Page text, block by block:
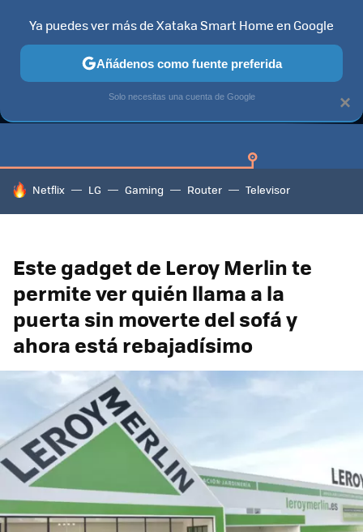
GUÍAS DE COMPRA CAZANDO GANGAS OFERTAS EN
HOY SE HABLA DE
Netflix LG Gaming Router Televisor
Este gadget de Leroy Merlin te
permite ver quién llama a la
puerta sin moverte del sofá y
ahora está rebajadísimo
×
Ya puedes ver más de Xataka Smart Home en Google
Añádenos como fuente preferida
Solo necesitas una cuenta de Google